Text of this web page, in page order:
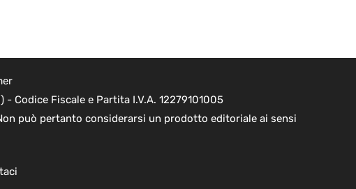
Codice Fiscale e Partita I.V.A. 12279101005
può pertanto considerarsi un prodotto editoriale ai sensi